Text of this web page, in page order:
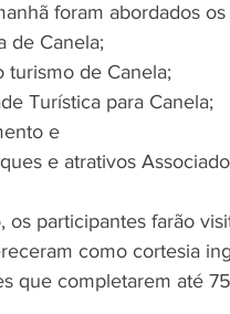
foram abordados os
de Canela;
turismo de Canela;
Turística para Canela;
e
e atrativos
os participantes farão
como cortesia
que completarem até